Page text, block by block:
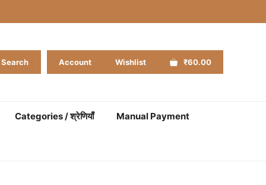
Search Account Wishlist ₹60.00
Categories / श्रेणियाँ Manual Payment